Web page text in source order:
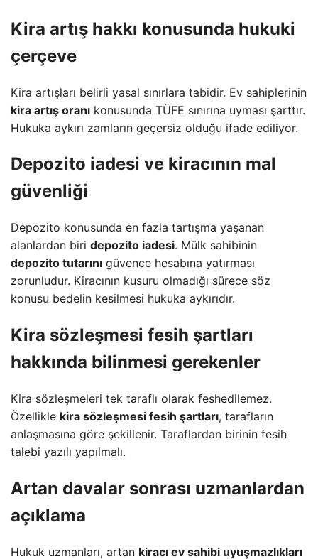
Kira artış hakkı konusunda hukuki
çerçeve
Kira artışları belirli yasal sınırlara tabidir. Ev sahiplerinin
kira artış oranı konusunda TÜFE sınırına uyması şarttır.
Hukuka aykırı zamların geçersiz olduğu ifade ediliyor.
Depozito iadesi ve kiracının mal
güvenliği
Depozito konusunda en fazla tartışma yaşanan
alanlardan biri depozito iadesi. Mülk sahibinin
depozito tutarını güvence hesabına yatırması
zorunludur. Kiracının kusuru olmadığı sürece söz
konusu bedelin kesilmesi hukuka aykırıdır.
Kira sözleşmesi fesih şartları
hakkında bilinmesi gerekenler
Kira sözleşmeleri tek taraflı olarak feshedilemez.
Özellikle kira sözleşmesi fesih şartları, tarafların
anlaşmasına göre şekillenir. Taraflardan birinin fesih
talebi yazılı yapılmalı.
Artan davalar sonrası uzmanlardan
açıklama
Hukuk uzmanları, artan kiracı ev sahibi uyuşmazlıkları